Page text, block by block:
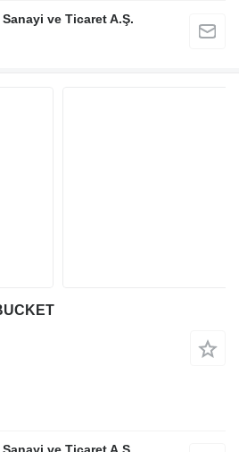
ve Ticaret A.Ş.
ve Ticaret A.Ş.